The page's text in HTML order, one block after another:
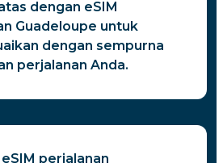
dengan eSIM
Guadeloupe untuk
dengan sempurna
perjalanan Anda.
perjalanan